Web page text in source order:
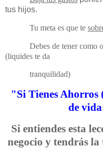
tus hijos.
Tu meta es que te
Debes de tener como
(liquides te da
tranquilidad)
"Si Tienes Ahorros
de
Si entiendes esta
negocio y tendrás